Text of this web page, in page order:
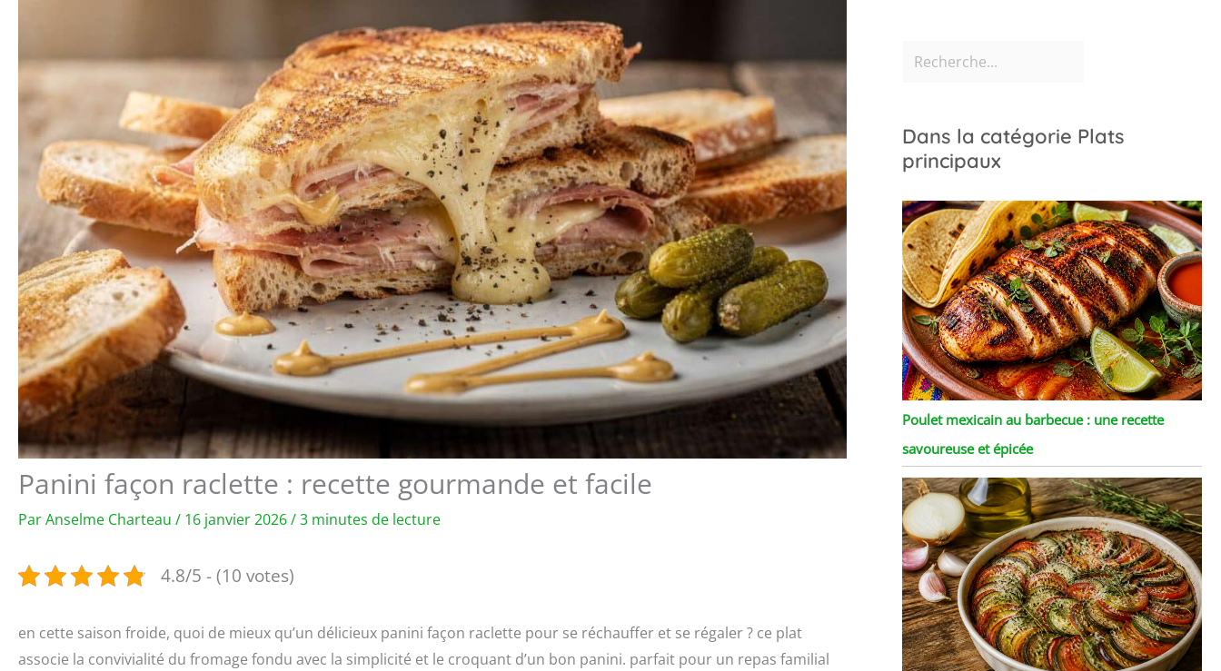
Panini façon raclette : recette gourmande et facile
ParAnselme Charteau / 16 janvier 2026/3 minutes de lecture
4.8/5 - (10 votes)
en cette saison froide, quoi de mieux qu’un délicieux panini façon raclette pour se réchauffer et se régaler ? ce plat
associe la convivialité du fromage fondu avec la simplicité et le croquant d’un bon panini. parfait pour un repas familial
Dans la catégorie Plats
principaux
Poulet mexicain au barbecue : une recette
savoureuse et épicée